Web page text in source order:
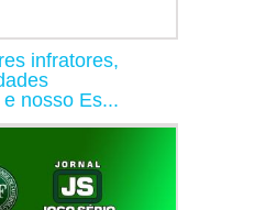
infratores,
nosso Es...